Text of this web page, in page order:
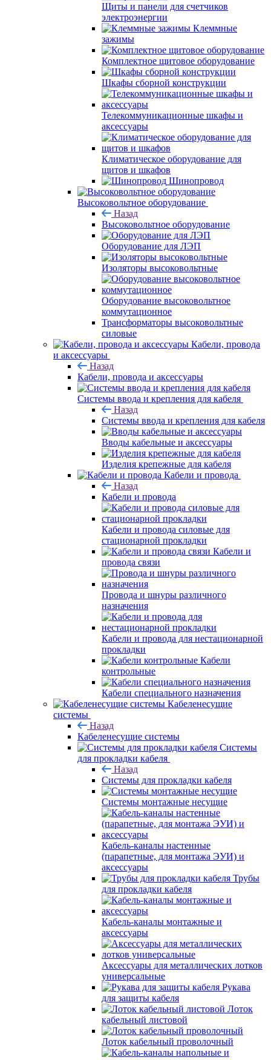
Щиты и панели для счетчиков
электроэнергии
Клеммные
зажимы
Комплектное щитовое оборудование
Шкафы сборной конструкции
Телекоммуникационные шкафы и
аксессуары
Климатическое оборудование для
щитов и шкафов
Шинопровод
Высоковольтное оборудование
Назад
Высоковольтное оборудование
Оборудование для ЛЭП
Изоляторы высоковольтные
Оборудование высоковольтное
коммутационное
Трансформаторы высоковольтные
силовые
Кабели, провода
и аксессуары
Назад
Кабели, провода и аксессуары
Системы ввода и крепления для кабеля
Назад
Системы ввода и крепления для кабеля
Вводы кабельные и аксессуары
Изделия крепежные для кабеля
Кабели и провода
Назад
Кабели и провода
Кабели и провода силовые для
стационарной прокладки
Кабели и
провода связи
Провода и шнуры различного
назначения
Кабели и провода для нестационарной
прокладки
Кабели
контрольные
Кабели специального назначения
Кабеленесущие
системы
Назад
Кабеленесущие системы
Системы
для прокладки кабеля
Назад
Системы для прокладки кабеля
Системы монтажные несущие
Кабель-каналы настенные
(парапетные, для монтажа ЭУИ) и
аксессуары
Трубы
для прокладки кабеля
Кабель-каналы монтажные и
аксессуары
Аксессуары для металлических лотков
универсальные
Рукава
для защиты кабеля
Лоток
кабельный листовой
Лоток кабельный проволочный